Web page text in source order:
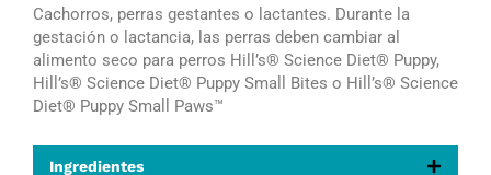
Cachorros, perras gestantes o lactantes. Durante la
gestación o lactancia, las perras deben cambiar al
alimento seco para perros Hill’s® Science Diet® Puppy,
Hill’s® Science Diet® Puppy Small Bites o Hill’s® Science
Diet® Puppy Small Paws™
Ingredientes